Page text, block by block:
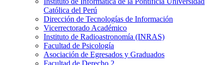
Católica del Perú
Dirección de Tecnologías de Información
Vicerrectorado Académico
Instituto de Radioastronomía (INRAS)
Facultad de Psicología
Asociación de Egresados y Graduados
Facultad de Derecho 2